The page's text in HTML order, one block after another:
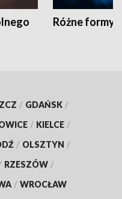
Różne formy
/ GDAŃSK /
/ KIELCE /
/ OLSZTYN /
RZESZÓW /
/ WROCŁAW